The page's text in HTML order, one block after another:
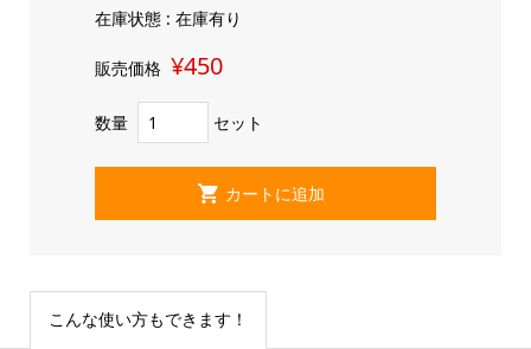
在庫状態 : 在庫有り
販売価格 ¥450
数量 セット
こんな使い方もできます！